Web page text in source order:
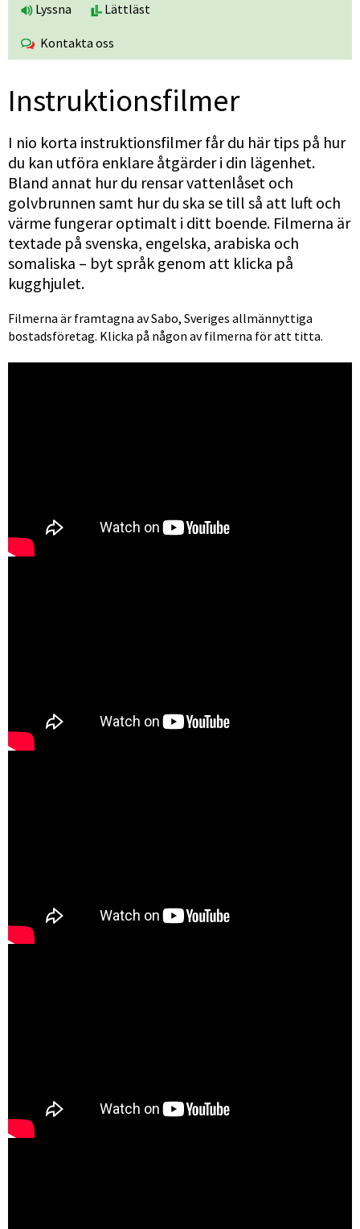
Lyssna Lättläst
Kontakta oss
Instruktionsfilmer
I nio korta instruktionsfilmer får du här tips på hur
du kan utföra enklare åtgärder i din lägenhet.
Bland annat hur du rensar vattenlåset och
golvbrunnen samt hur du ska se till så att luft och
värme fungerar optimalt i ditt boende. Filmerna är
textade på svenska, engelska, arabiska och
somaliska – byt språk genom att klicka på
kugghjulet.
Filmerna är framtagna av Sabo, Sveriges allmännyttiga
bostadsföretag. Klicka på någon av filmerna för att titta.